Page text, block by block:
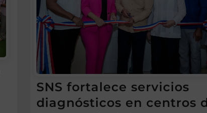
SNS fortalece servicios
diagnósticos en centros